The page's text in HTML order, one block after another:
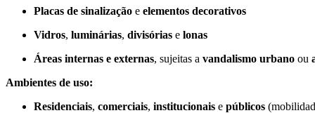
Placas de sinalização e elementos decorativos
Vidros, luminárias, divisórias e lonas
Áreas internas e externas, sujeitas a vandalismo urbano ou
Ambientes de uso:
Residenciais, comerciais, institucionais e públicos